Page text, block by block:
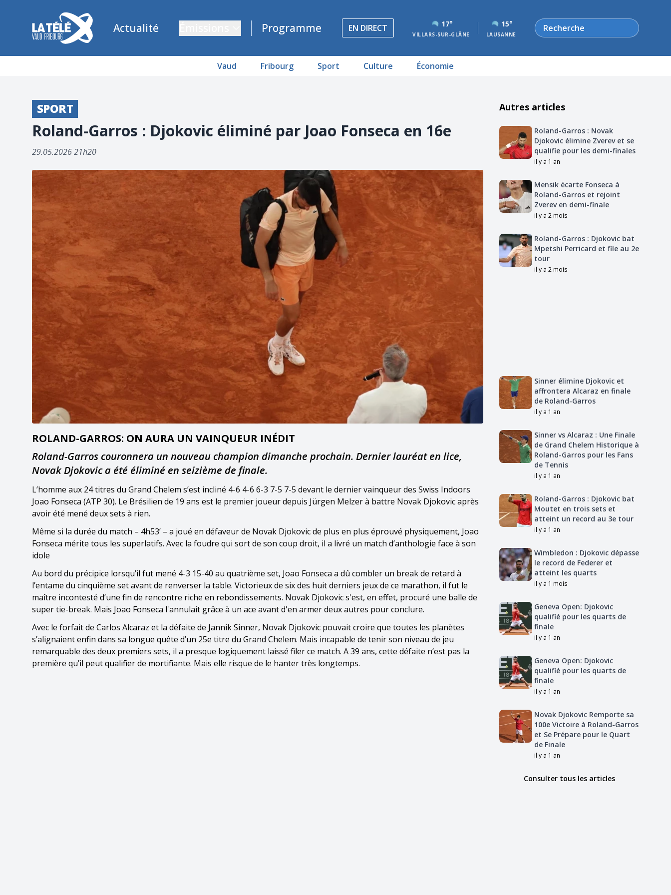
La Télé - Télévision régionale Vaud et Fribourg
Actualité Programme EN DIRECT 17°
VILLARS-SUR-GLÂNE
15°
LAUSANNE
Rechercher
Vaud Fribourg Sport Culture Économie
SPORT
Roland-Garros : Djokovic éliminé par Joao Fonseca en 16e
29.05.2026 21h20
ROLAND-GARROS: ON AURA UN VAINQUEUR INÉDIT
Roland-Garros couronnera un nouveau champion dimanche prochain. Dernier lauréat en lice,
Novak Djokovic a été éliminé en seizième de finale.
L’homme aux 24 titres du Grand Chelem s’est incliné 4-6 4-6 6-3 7-5 7-5 devant le dernier vainqueur des Swiss Indoors
Joao Fonseca (ATP 30). Le Brésilien de 19 ans est le premier joueur depuis Jürgen Melzer à battre Novak Djokovic après
avoir été mené deux sets à rien.
Même si la durée du match – 4h53’ – a joué en défaveur de Novak Djokovic de plus en plus éprouvé physiquement, Joao
Fonseca mérite tous les superlatifs. Avec la foudre qui sort de son coup droit, il a livré un match d’anthologie face à son
idole
Au bord du précipice lorsqu’il fut mené 4-3 15-40 au quatrième set, Joao Fonseca a dû combler un break de retard à
l’entame du cinquième set avant de renverser la table. Victorieux de six des huit derniers jeux de ce marathon, il fut le
maître incontesté d’une fin de rencontre riche en rebondissements. Novak Djokovic s'est, en effet, procuré une balle de
super tie-break. Mais Joao Fonseca l'annulait grâce à un ace avant d'en armer deux autres pour conclure.
Avec le forfait de Carlos Alcaraz et la défaite de Jannik Sinner, Novak Djokovic pouvait croire que toutes les planètes
s’alignaient enfin dans sa longue quête d’un 25e titre du Grand Chelem. Mais incapable de tenir son niveau de jeu
remarquable des deux premiers sets, il a presque logiquement laissé filer ce match. A 39 ans, cette défaite n’est pas la
première qu’il peut qualifier de mortifiante. Mais elle risque de le hanter très longtemps.
Autres articles
Roland-Garros : Novak
Djokovic élimine Zverev et se
qualifie pour les demi-finales
il y a 1 an
Mensik écarte Fonseca à
Roland-Garros et rejoint
Zverev en demi-finale
il y a 2 mois
Roland-Garros : Djokovic bat
Mpetshi Perricard et file au 2e
tour
il y a 2 mois
Sinner élimine Djokovic et
affrontera Alcaraz en finale
de Roland-Garros
il y a 1 an
Sinner vs Alcaraz : Une Finale
de Grand Chelem Historique à
Roland-Garros pour les Fans
de Tennis
il y a 1 an
Roland-Garros : Djokovic bat
Moutet en trois sets et
atteint un record au 3e tour
il y a 1 an
Wimbledon : Djokovic dépasse
le record de Federer et
atteint les quarts
il y a 1 mois
Geneva Open: Djokovic
qualifié pour les quarts de
finale
il y a 1 an
Geneva Open: Djokovic
qualifié pour les quarts de
finale
il y a 1 an
Novak Djokovic Remporte sa
100e Victoire à Roland-Garros
et Se Prépare pour le Quart
de Finale
il y a 1 an
Consulter tous les articles